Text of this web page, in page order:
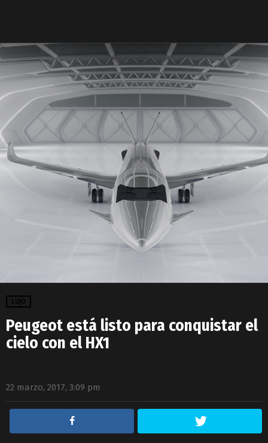
LUJO
Peugeot está listo para conquistar el
cielo con el HX1
22 marzo, 2017, 3:09 pm